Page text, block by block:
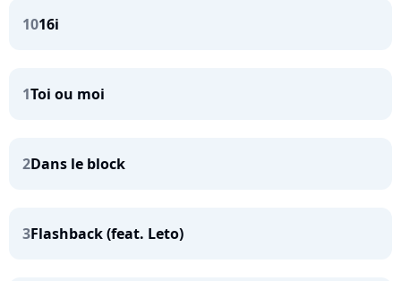
1016i
1Toi ou moi
2Dans le block
3Flashback (feat. Leto)